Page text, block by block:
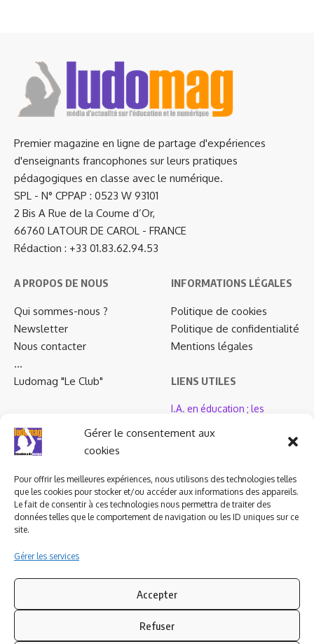
Gérer le consentement aux
cookies
Pour offrir les meilleures expériences, nous utilisons des technologies telles
que les cookies pour stocker et/ou accéder aux informations des appareils.
Le fait de consentir à ces technologies nous permettra de traiter des
données telles que le comportement de navigation ou les ID uniques sur ce
site.
Gérer les services
Accepter
Refuser
Premier magazine en ligne de partage d'expériences
d'enseignants francophones sur leurs pratiques
pédagogiques en classe avec le numérique.
SPL - N° CPPAP : 0523 W 93101
2 Bis A Rue de la Coume d’Or,
66760 LATOUR DE CAROL - FRANCE
Rédaction : +33 01.83.62.94.53
A PROPOS DE NOUS
Qui sommes-nous ?
Newsletter
Nous contacter
…
Ludomag "Le Club"
INFORMATIONS LÉGALES
Politique de cookies
Politique de confidentialité
Mentions légales
LIENS UTILES
I.A. en éducation ; les